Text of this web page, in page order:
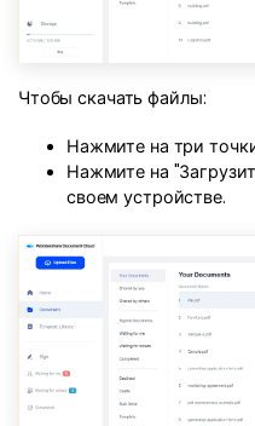
Чтобы скачать файлы:
Нажмите на три
Нажмите на
своем устройстве.